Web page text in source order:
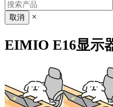
×
EIMIO E16显示